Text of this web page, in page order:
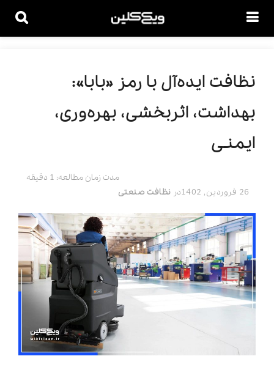
نظافت ایده‌‌آل با رمز «بابا»:
بهداشت، اثربخشی، بهره‌‌وری،
ایمنـی
مدت زمان مطالعه: 1 دقیقه
26 فروردین, 1402
در نظافت صنعتی